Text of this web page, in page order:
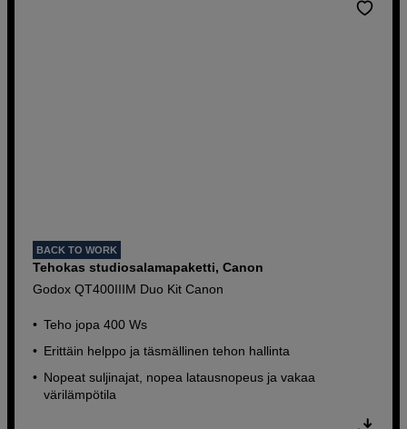
BACK TO WORK
Tehokas studiosalamapaketti, Canon
Godox QT400IIIM Duo Kit Canon
Teho jopa 400 Ws
Erittäin helppo ja täsmällinen tehon hallinta
Nopeat suljinajat, nopea latausnopeus ja vakaa
värilämpötila